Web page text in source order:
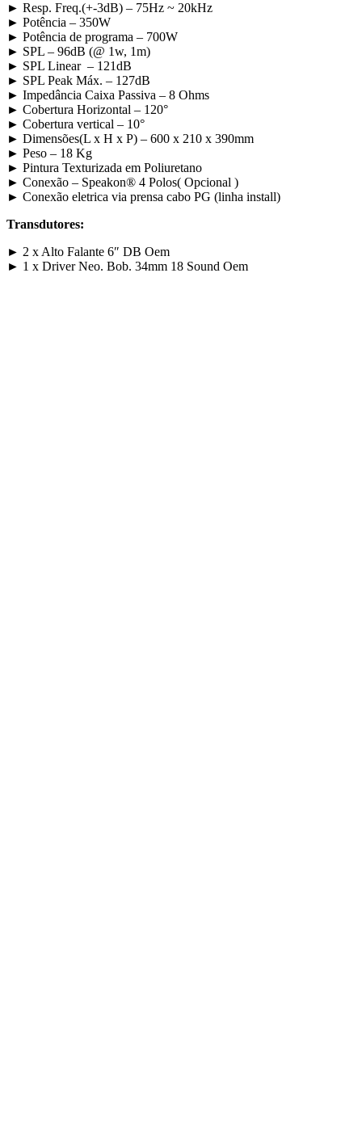
► Resp. Freq.(+-3dB) – 75Hz ~ 20kHz
► Potência – 350W
► Potência de programa – 700W
► SPL – 96dB (@ 1w, 1m)
► SPL Linear – 121dB
► SPL Peak Máx. – 127dB
► Impedância Caixa Passiva – 8 Ohms
► Cobertura Horizontal – 120°
► Cobertura vertical – 10°
► Dimensões(L x H x P) – 600 x 210 x 390mm
► Peso – 18 Kg
► Pintura Texturizada em Poliuretano
► Conexão – Speakon® 4 Polos( Opcional )
► Conexão eletrica via prensa cabo PG (linha install)
Transdutores:
► 2 x Alto Falante 6″ DB Oem
► 1 x Driver Neo. Bob. 34mm 18 Sound Oem